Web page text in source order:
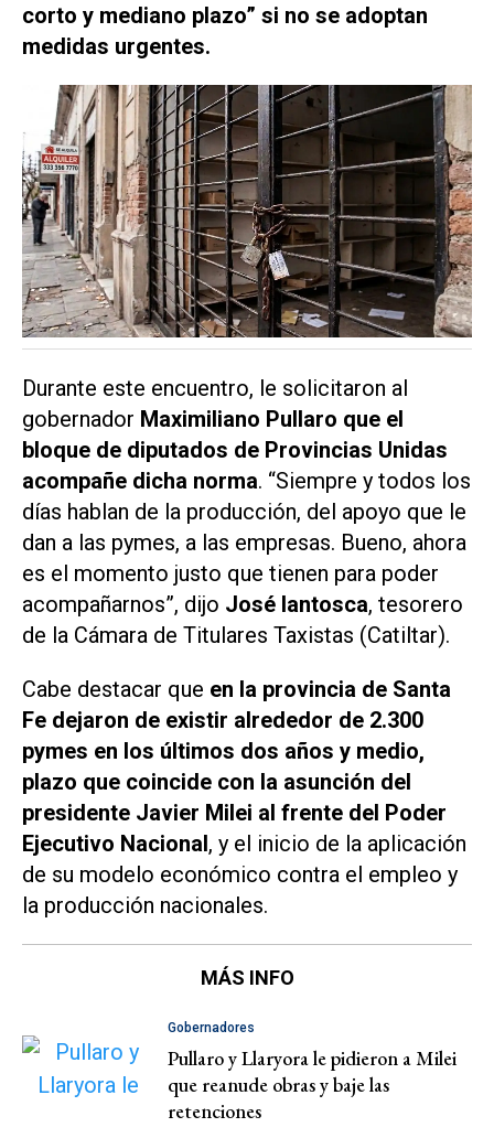
corto y mediano plazo” si no se adoptan
medidas urgentes.
Durante este encuentro, le solicitaron al
gobernador Maximiliano Pullaro que el
bloque de diputados de Provincias Unidas
acompañe dicha norma. “Siempre y todos los
días hablan de la producción, del apoyo que le
dan a las pymes, a las empresas. Bueno, ahora
es el momento justo que tienen para poder
acompañarnos”, dijo José Iantosca, tesorero
de la Cámara de Titulares Taxistas (Catiltar).
Cabe destacar que en la provincia de Santa
Fe dejaron de existir alrededor de 2.300
pymes en los últimos dos años y medio,
plazo que coincide con la asunción del
presidente Javier Milei al frente del Poder
Ejecutivo Nacional, y el inicio de la aplicación
de su modelo económico contra el empleo y
la producción nacionales.
MÁS INFO
Gobernadores
Pullaro y Llaryora le pidieron a Milei
que reanude obras y baje las
retenciones